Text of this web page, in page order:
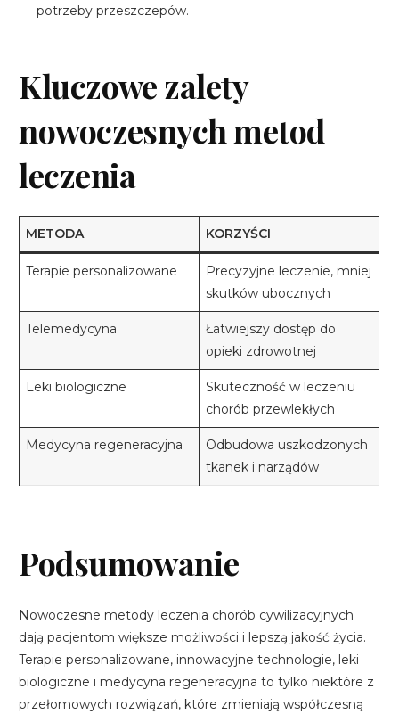
potrzeby przeszczepów.
Kluczowe zalety
nowoczesnych metod
leczenia
METODA KORZYŚCI
Terapie personalizowane
Precyzyjne leczenie, mniej
skutków ubocznych
Telemedycyna
Łatwiejszy dostęp do
opieki zdrowotnej
Leki biologiczne
Skuteczność w leczeniu
chorób przewlekłych
Medycyna regeneracyjna
Odbudowa uszkodzonych
tkanek i narządów
Podsumowanie
Nowoczesne metody leczenia chorób cywilizacyjnych
dają pacjentom większe możliwości i lepszą jakość życia.
Terapie personalizowane, innowacyjne technologie, leki
biologiczne i medycyna regeneracyjna to tylko niektóre z
przełomowych rozwiązań, które zmieniają współczesną